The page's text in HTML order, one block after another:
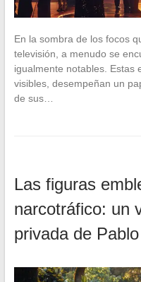
En la sombra de los focos
televisión, a menudo se
igualmente notables. Estas
visibles, desempeñan un
de sus…
Las figuras
narcotráfico: un
privada de